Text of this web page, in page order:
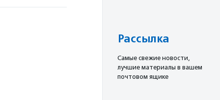
Рассылка
Cамые свежие новости,
лучшие материалы в вашем
почтовом ящике